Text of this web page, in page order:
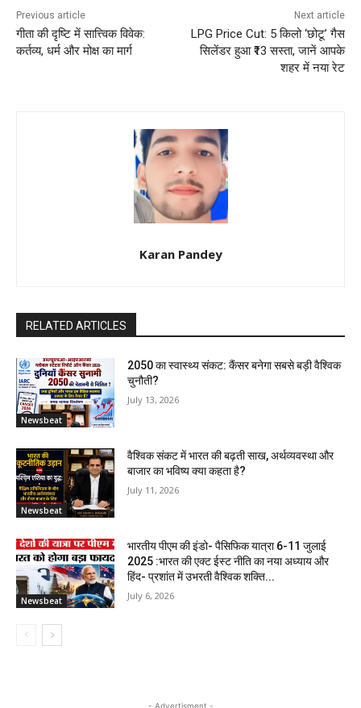
Previous article
गीता की दृष्टि में सात्त्विक विवेक:
कर्तव्य, धर्म और मोक्ष का मार्ग
Next article
LPG Price Cut: 5 किलो ‘छोटू’ गैस
सिलेंडर हुआ ₹13 सस्ता, जानें आपके
शहर में नया रेट
Karan Pandey
RELATED ARTICLES
Newsbeat
2050 का स्वास्थ्य संकट: कैंसर बनेगा सबसे बड़ी वैश्विक
चुनौती?
July 13, 2026
Newsbeat
वैश्विक संकट में भारत की बढ़ती साख, अर्थव्यवस्था और
बाजार का भविष्य क्या कहता है?
July 11, 2026
Newsbeat
भारतीय पीएम की इंडो- पैसिफिक यात्रा 6-11 जुलाई
2025 :भारत की एक्ट ईस्ट नीति का नया अध्याय और
हिंद- प्रशांत में उभरती वैश्विक शक्ति...
July 6, 2026
- Advertisment -